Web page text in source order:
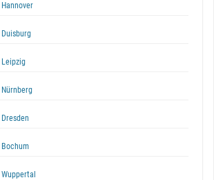
Hannover
Duisburg
Leipzig
Nürnberg
Dresden
Bochum
Wuppertal